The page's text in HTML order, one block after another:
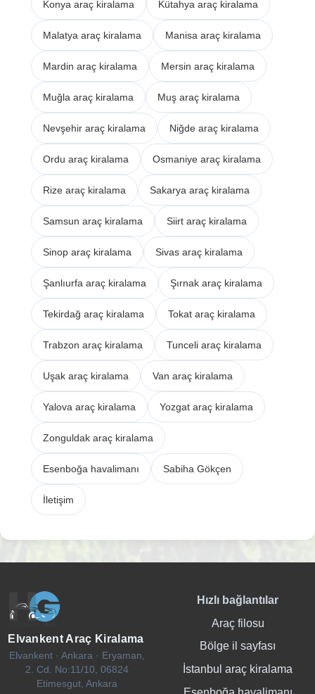
Konya araç kiralama Kütahya araç kiralama
Malatya araç kiralama Manisa araç kiralama
Mardin araç kiralama Mersin araç kiralama
Muğla araç kiralama Muş araç kiralama
Nevşehir araç kiralama Niğde araç kiralama
Ordu araç kiralama Osmaniye araç kiralama
Rize araç kiralama Sakarya araç kiralama
Samsun araç kiralama Siirt araç kiralama
Sinop araç kiralama Sivas araç kiralama
Şanlıurfa araç kiralama Şırnak araç kiralama
Tekirdağ araç kiralama Tokat araç kiralama
Trabzon araç kiralama Tunceli araç kiralama
Uşak araç kiralama Van araç kiralama
Yalova araç kiralama Yozgat araç kiralama
Zonguldak araç kiralama
Esenboğa havalimanı Sabiha Gökçen
İletişim
Elvankent Araç Kiralama
Elvankent · Ankara · Eryaman,
2. Cd. No:11/10, 06824
Etimesgut, Ankara
Hızlı bağlantılar
Araç filosu
Bölge il sayfası
İstanbul araç kiralama